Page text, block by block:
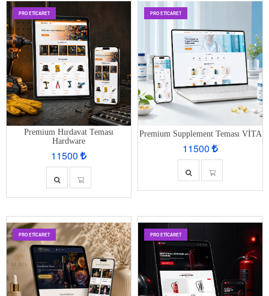
PRO ETİCARET
Premium Hırdavat Teması
Hardware
11500
PRO ETİCARET
Premium Supplement Teması VİTA
11500
PRO ETİCARET PRO ETİCARET